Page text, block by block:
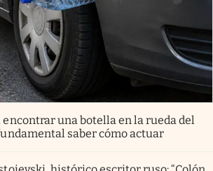
una botella en la rueda del
saber cómo actuar